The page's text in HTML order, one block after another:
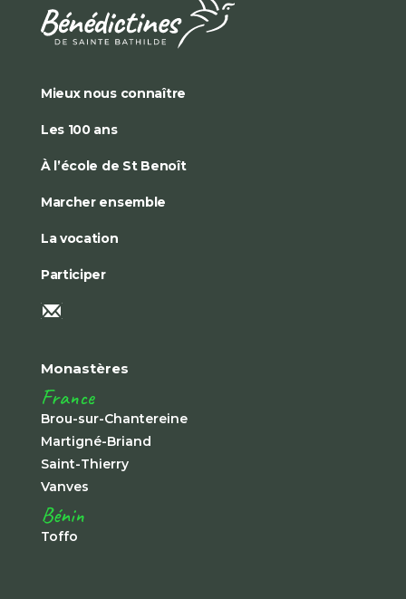
Mieux nous connaître
Les 100 ans
À l’école de St Benoît
Marcher ensemble
La vocation
Participer
Monastères
France
Brou-sur-Chantereine
Martigné-Briand
Saint-Thierry
Vanves
Bénin
Toffo